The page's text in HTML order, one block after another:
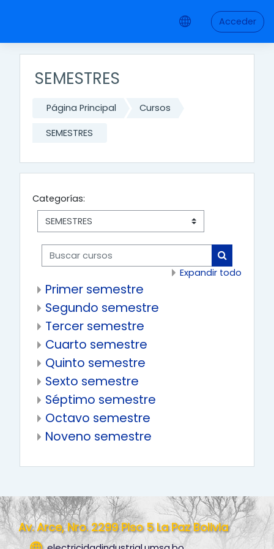
Acceder
SEMESTRES
Página Principal Cursos
SEMESTRES
Categorías:
Buscar cursos
Buscar
Expandir todo
Primer semestre
Segundo semestre
Tercer semestre
Cuarto semestre
Quinto semestre
Sexto semestre
Séptimo semestre
Octavo semestre
Noveno semestre
Av. Arce, Nro. 2299 Piso 5 La Paz Bolivia